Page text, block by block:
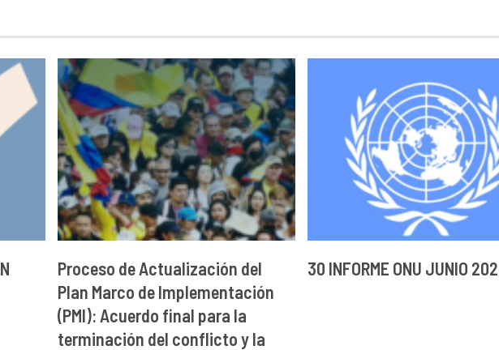
Proceso de Actualización del
Plan Marco de Implementación
(PMI): Acuerdo final para la
terminación del conflicto y la
30 INFORME ONU JUNIO